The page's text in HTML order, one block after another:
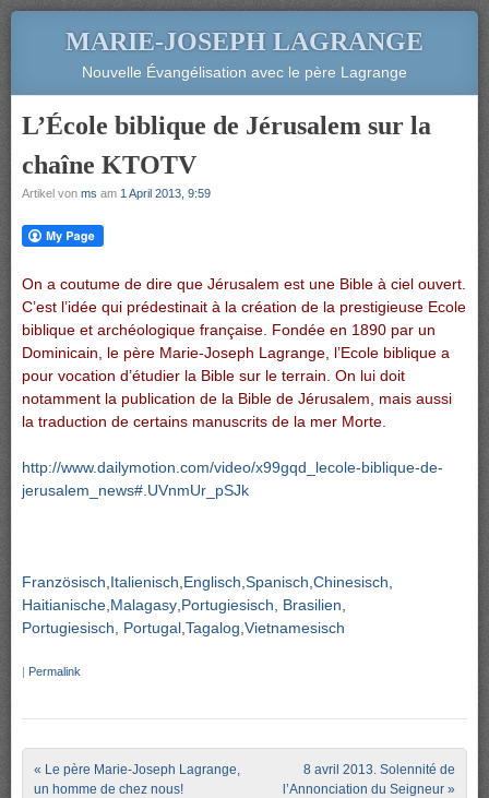
MARIE-JOSEPH LAGRANGE
Nouvelle Évangélisation avec le père Lagrange
L’École biblique de Jérusalem sur la
chaîne KTOTV
Artikel von ms am 1 April 2013, 9:59
On a coutume de dire que Jérusalem est une Bible à ciel ouvert.
C’est l’idée qui prédestinait à la création de la prestigieuse Ecole
biblique et archéologique française. Fondée en 1890 par un
Dominicain, le père Marie-Joseph Lagrange, l’Ecole biblique a
pour vocation d’étudier la Bible sur le terrain. On lui doit
notamment la publication de la Bible de Jérusalem, mais aussi
la traduction de certains manuscrits de la mer Morte.
http://www.dailymotion.com/video/x99gqd_lecole-biblique-de-
jerusalem_news#.UVnmUr_pSJk
Französisch Italienisch Englisch Spanisch Chinesisch
Haitianische Malagasy Portugiesisch, Brasilien
Portugiesisch, Portugal Tagalog Vietnamesisch
| Permalink
Post navigation
« Le père Marie-Joseph Lagrange,
un homme de chez nous!
8 avril 2013. Solennité de
l’Annonciation du Seigneur »